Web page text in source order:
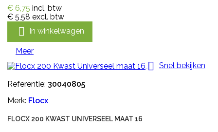
€ 6,75 incl. btw
€ 5,58 excl. btw
 In winkelwagen
Meer
 Snel bekijken
Referentie: 30040805
Merk: Flocx
FLOCX 200 KWAST UNIVERSEEL MAAT 16